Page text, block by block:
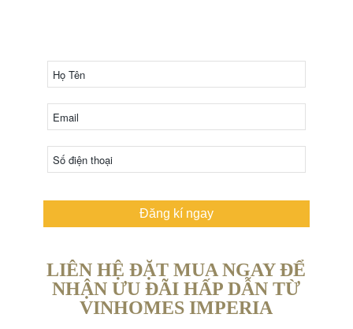
Đăng kí ngay
LIÊN HỆ ĐẶT MUA NGAY ĐỂ
NHẬN ƯU ĐÃI HẤP DẪN TỪ
VINHOMES IMPERIA